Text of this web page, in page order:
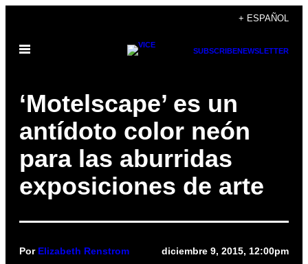
contenido
+ ESPAÑOL
Abrir
SUBSCRIBENEWSLETTER
‘Motelscape’ es un
antídoto color neón
para las aburridas
exposiciones de arte
Por Elizabeth Renstrom diciembre 9, 2015, 12:00pm